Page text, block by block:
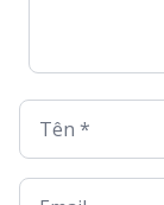
Tên *
Email